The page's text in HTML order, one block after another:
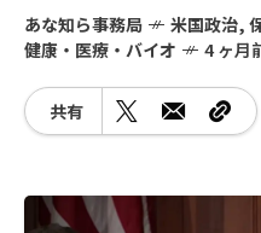
あな知ら事務局 米国政治,
健康・医療・バイオ
4 ヶ月
共有